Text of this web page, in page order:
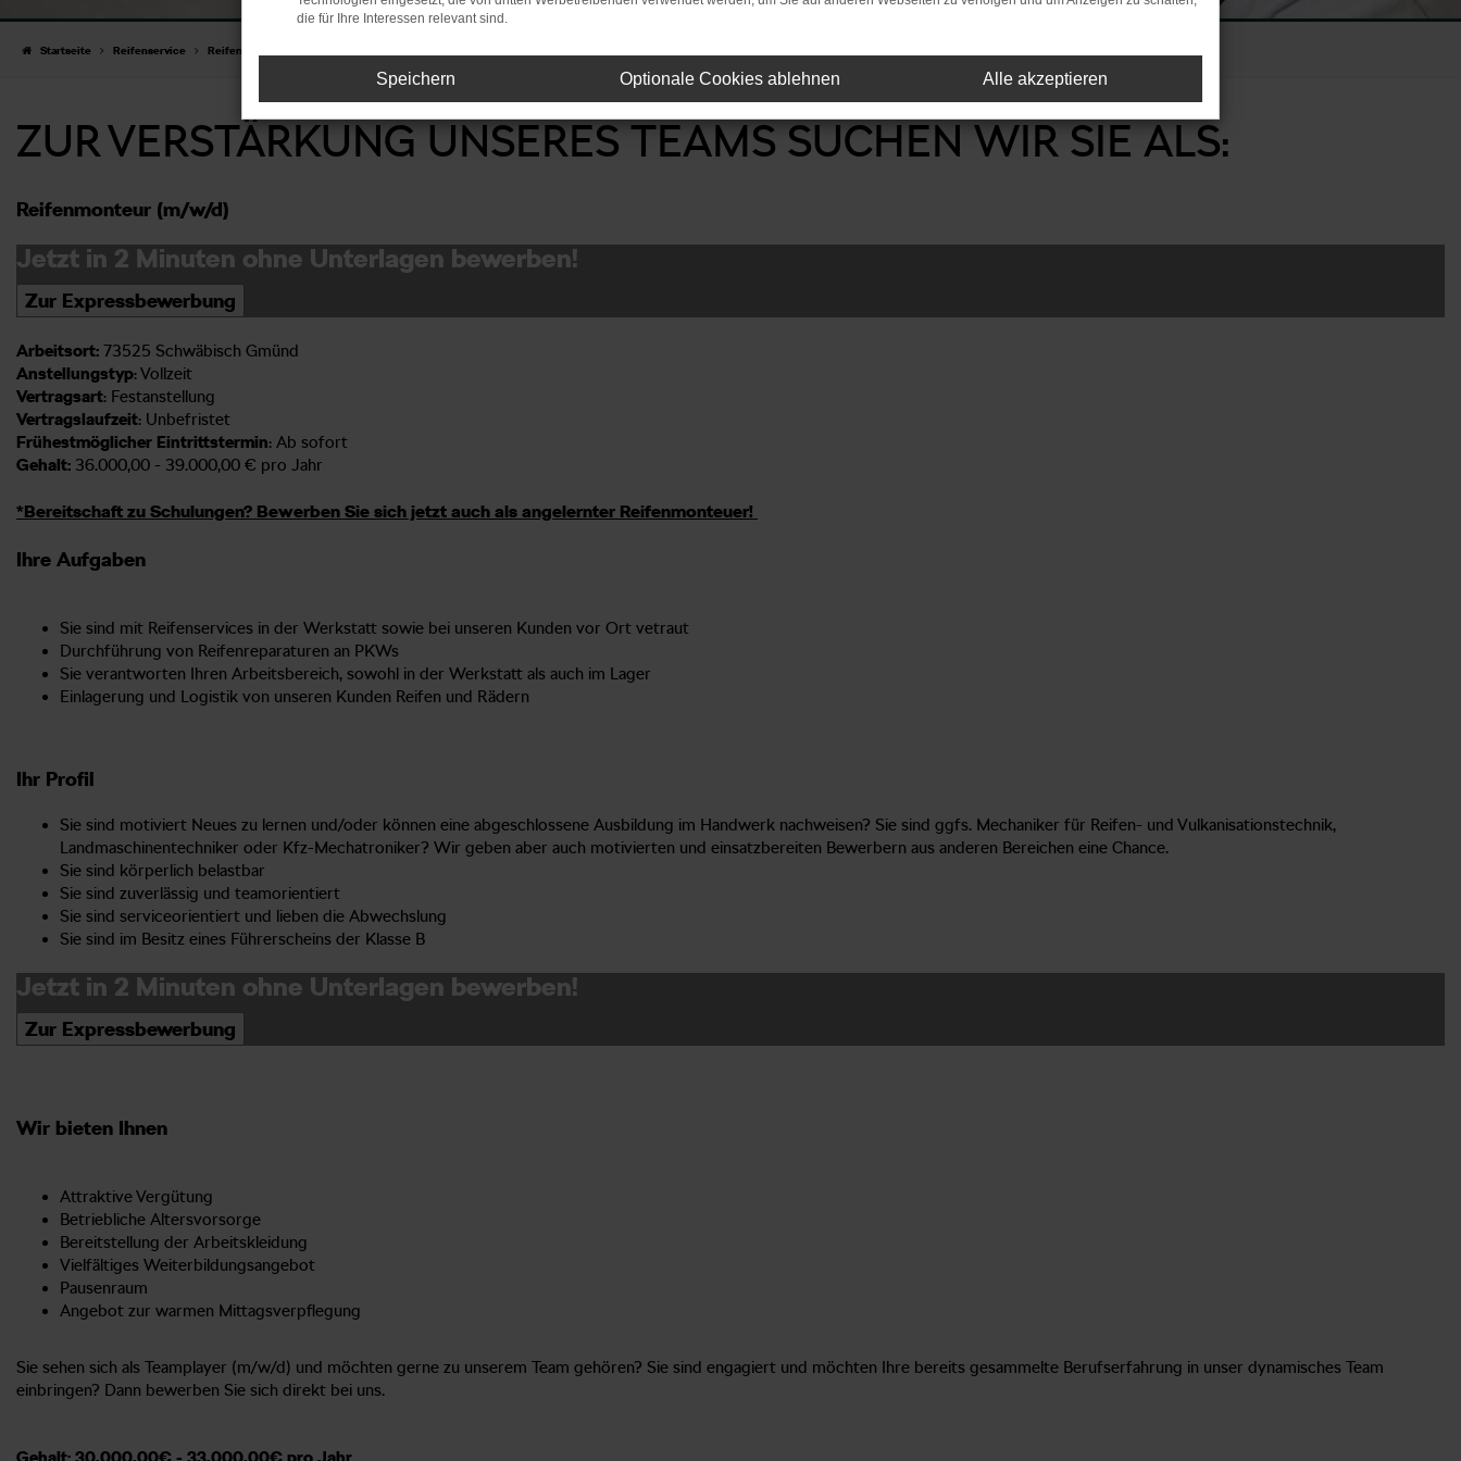
Startseite Reifenservice Reifenmonteur (w/m/d)
ZUR VERSTÄRKUNG UNSERES TEAMS SUCHEN WIR SIE ALS:
Reifenmonteur (m/w/d)
Jetzt in 2 Minuten ohne Unterlagen bewerben!
Zur Expressbewerbung
Arbeitsort: 73525 Schwäbisch Gmünd
Anstellungstyp: Vollzeit
Vertragsart: Festanstellung
Vertragslaufzeit: Unbefristet
Frühestmöglicher Eintrittstermin: Ab sofort
Gehalt: 36.000,00 - 39.000,00 € pro Jahr
*Bereitschaft zu Schulungen? Bewerben Sie sich jetzt auch als angelernter Reifenmonteuer!
Ihre Aufgaben
Sie sind mit Reifenservices in der Werkstatt sowie bei unseren Kunden vor Ort vetraut
Durchführung von Reifenreparaturen an PKWs
Sie verantworten Ihren Arbeitsbereich, sowohl in der Werkstatt als auch im Lager
Einlagerung und Logistik von unseren Kunden Reifen und Rädern
Ihr Profil
Sie sind motiviert Neues zu lernen und/oder können eine abgeschlossene Ausbildung im Handwerk nachweisen? Sie sind ggfs. Mechaniker für Reifen- und Vulkanisationstechnik,
Landmaschinentechniker oder Kfz-Mechatroniker? Wir geben aber auch motivierten und einsatzbereiten Bewerbern aus anderen Bereichen eine Chance.
Sie sind körperlich belastbar
Sie sind zuverlässig und teamorientiert
Sie sind serviceorientiert und lieben die Abwechslung
Sie sind im Besitz eines Führerscheins der Klasse B
Jetzt in 2 Minuten ohne Unterlagen bewerben!
Zur Expressbewerbung
Wir bieten Ihnen
Attraktive Vergütung
Betriebliche Altersvorsorge
Bereitstellung der Arbeitskleidung
Vielfältiges Weiterbildungsangebot
Pausenraum
Angebot zur warmen Mittagsverpflegung
Sie sehen sich als Teamplayer (m/w/d) und möchten gerne zu unserem Team gehören? Sie sind engagiert und möchten Ihre bereits gesammelte Berufserfahrung in unser dynamisches Team
einbringen? Dann bewerben Sie sich direkt bei uns.
die für Ihre Interessen relevant sind.
Speichern Optionale Cookies ablehnen Alle akzeptieren